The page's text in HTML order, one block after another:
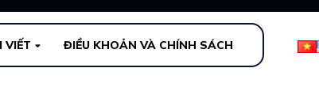
VIẾT ĐIỀU KHOẢN VÀ CHÍNH SÁCH